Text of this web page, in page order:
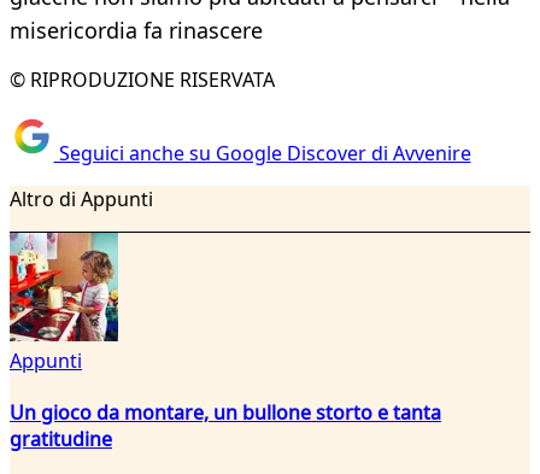
misericordia fa rinascere
© RIPRODUZIONE RISERVATA
Seguici anche su Google Discover di Avvenire
Altro di Appunti
Appunti
Un gioco da montare, un bullone storto e tanta
gratitudine